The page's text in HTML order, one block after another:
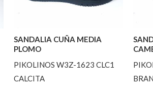
SANDALIA CUÑA MEDIA
PLOMO
PIKOLINOS W3Z-1623 CLC1
CALCITA